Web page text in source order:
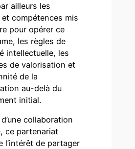
ailleurs les
compétences mis
pour opérer ce
les règles de
intellectuelle, les
de valorisation et
de la
au-delà du
initial.
collaboration
ce partenariat
l’intérêt de partager